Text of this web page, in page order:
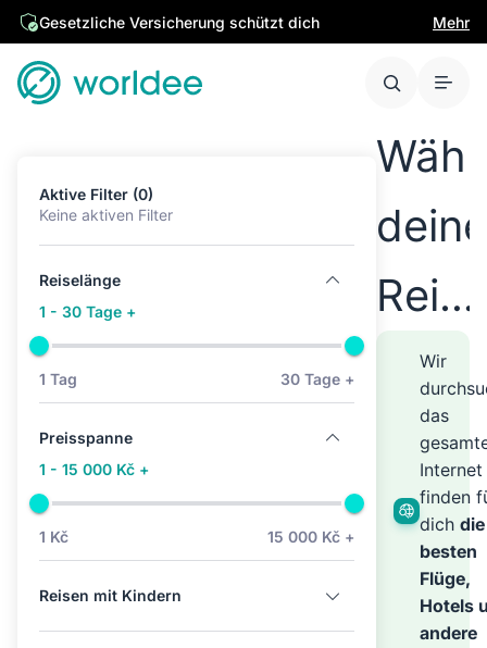
Gesetzliche Versicherung schützt dich Mehr
Aktive Filter (0)
Keine aktiven Filter
Reiselänge
1 - 30 Tage +
1 Tag 30 Tage +
Preisspanne
1 - 15 000 Kč +
1 Kč 15 000 Kč +
Reisen mit Kindern
auf
der
Welt
Wir
das
finden
dich die
besten
Flüge,
Hotels
andere